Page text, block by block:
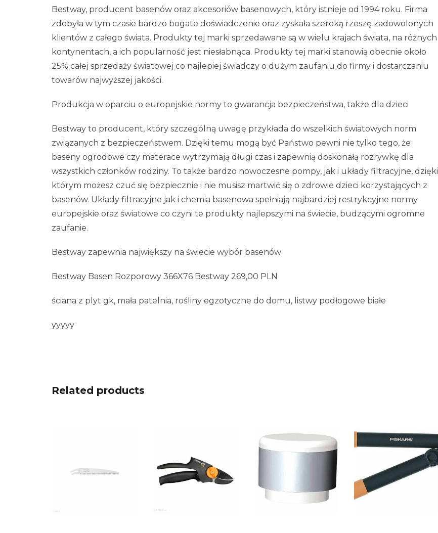
Bestway, producent basenów oraz akcesoriów basenowych, który istnieje od 1994 roku. Firma
zdobyła w tym czasie bardzo bogate doświadczenie oraz zyskała szeroką rzeszę zadowolonych
klientów z całego świata. Produkty tej marki sprzedawane są w wielu krajach świata, na różnych
kontynentach, a ich popularność jest niesłabnąca. Produkty tej marki stanowią obecnie około
25% całej sprzedaży światowej co najlepiej świadczy o dużym zaufaniu do firmy i dostarczaniu
towarów najwyższej jakości.
Produkcja w oparciu o europejskie normy to gwarancja bezpieczeństwa, także dla dzieci
Bestway to producent, który szczególną uwagę przykłada do wszelkich światowych norm
związanych z bezpieczeństwem. Dzięki temu mogą być Państwo pewni nie tylko tego, że
baseny ogrodowe czy materace wytrzymają długi czas i zapewnią doskonałą rozrywkę dla
wszystkich członków rodziny. To także bardzo nowoczesne pompy, jak i układy filtracyjne, dzięki
którym możesz czuć się bezpiecznie i nie musisz martwić się o zdrowie dzieci korzystających z
basenów. Układy filtracyjne jak i chemia basenowa spełniają najbardziej restrykcyjne normy
europejskie oraz światowe co czyni te produkty najlepszymi na świecie, budzącymi ogromne
zaufanie.
Bestway zapewnia największy na świecie wybór basenów
Bestway Basen Rozporowy 366X76 Bestway 269,00 PLN
ściana z plyt gk, mała patelnia, rośliny egzotyczne do domu, listwy podłogowe białe
yyyyy
Related products